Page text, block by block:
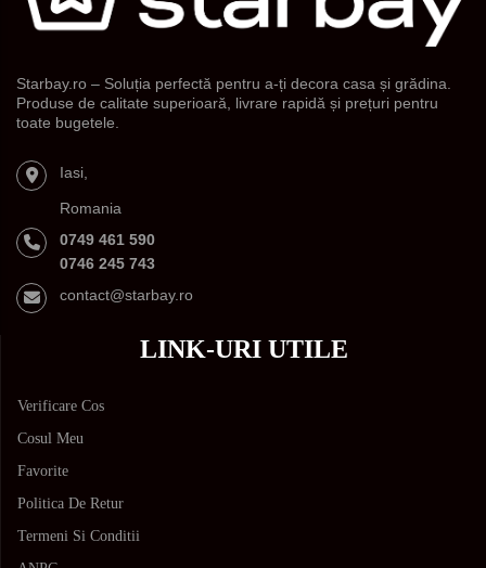
Starbay.ro – Soluția perfectă pentru a-ți decora casa și grădina.
Produse de calitate superioară, livrare rapidă și prețuri pentru
toate bugetele.
Iasi,
Romania
0749 461 590
0746 245 743
contact@starbay.ro
LINK-URI UTILE
Verificare Cos
Cosul Meu
Favorite
Politica De Retur
Termeni Si Conditii